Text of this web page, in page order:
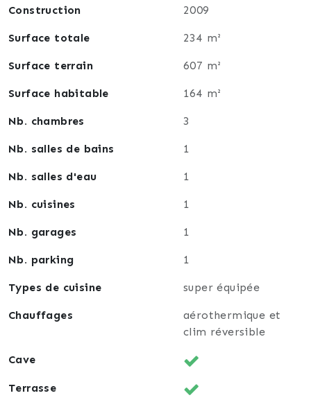
Construction 2009
Surface totale 234 m²
Surface terrain 607 m²
Surface habitable 164 m²
Nb. chambres 3
Nb. salles de bains 1
Nb. salles d'eau 1
Nb. cuisines 1
Nb. garages 1
Nb. parking 1
Types de cuisine super équipée
Chauffages
aérothermique et
clim réversible
Cave
Terrasse